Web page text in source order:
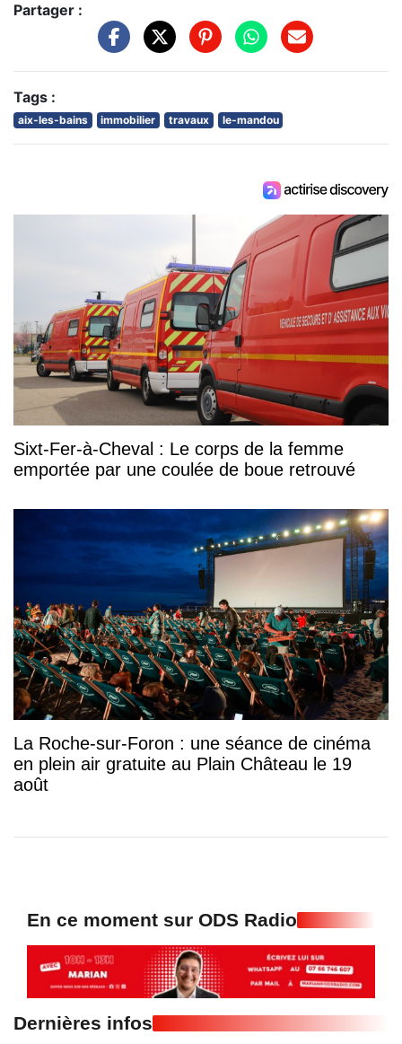
Partager :
Tags :
aix-les-bains immobilier travaux le-mandou
Sixt-Fer-à-Cheval : Le corps de la femme
emportée par une coulée de boue retrouvé
La Roche-sur-Foron : une séance de cinéma
en plein air gratuite au Plain Château le 19
août
En ce moment sur ODS Radio
Dernières infos